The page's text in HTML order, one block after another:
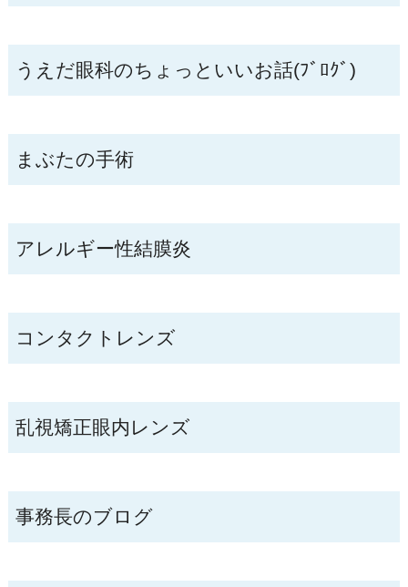
うえだ眼科のちょっといいお話(ﾌﾞﾛｸﾞ)
まぶたの手術
アレルギー性結膜炎
コンタクトレンズ
乱視矯正眼内レンズ
事務長のブログ